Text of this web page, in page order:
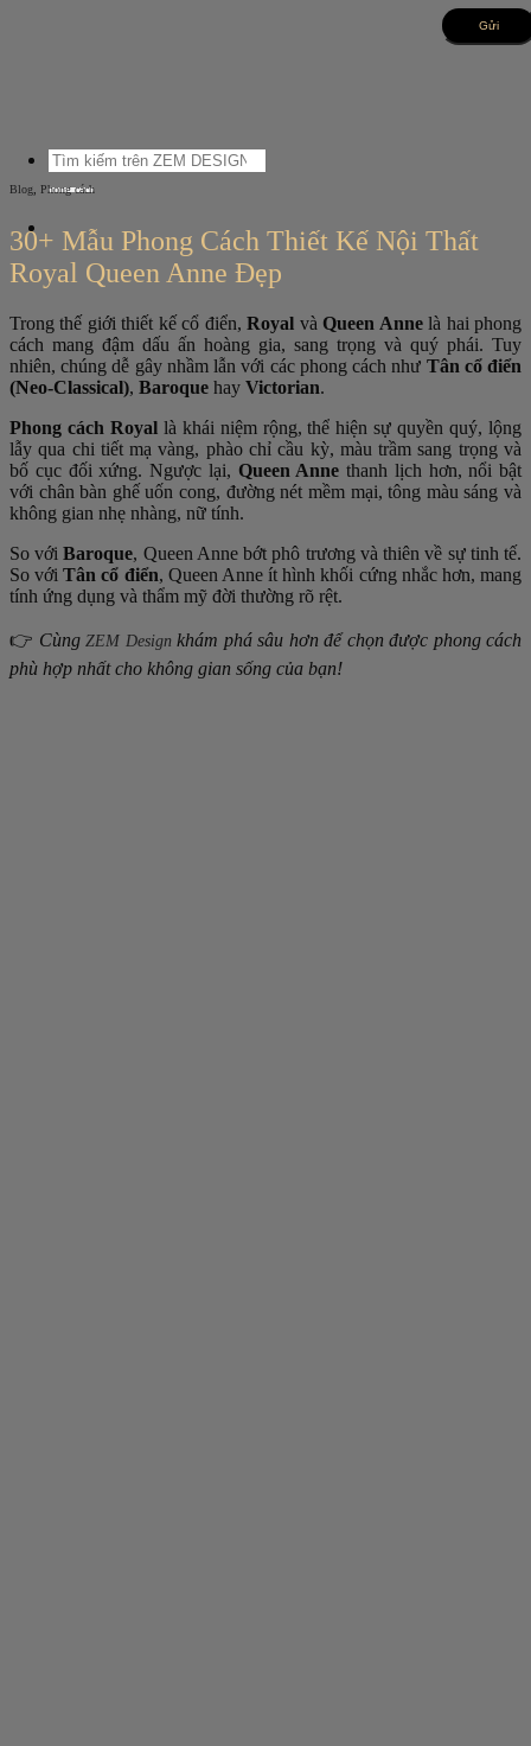
Tìm
kiếm:
Blog Phong cách
30+ Mẫu Phong Cách Thiết Kế Nội Thất
Royal Queen Anne Đẹp
Trong thế giới thiết kế cổ điển,Royal và Queen Annelà hai phong
cách mang đậm dấu ấn hoàng gia, sang trọng và quý phái. Tuy
nhiên, chúng dễ gây nhầm lẫn với các phong cách như Tân cổ điển
(Neo-Classical), Baroque hay Victorian.
Phong cách Royallà khái niệm rộng, thể hiện sự quyền quý, lộng
lẫy qua chi tiết mạ vàng, phào chỉ cầu kỳ, màu trầm sang trọng và
bố cục đối xứng. Ngược lại, Queen Anne thanh lịch hơn, nổi bật
với chân bàn ghế uốn cong, đường nét mềm mại, tông màu sáng và
không gian nhẹ nhàng, nữ tính.
So vớiBaroque, Queen Anne bớt phô trương và thiên về sự tinh tế.
So vớiTân cổ điển, Queen Anne ít hình khối cứng nhắc hơn, mang
tính ứng dụng và thẩm mỹ đời thường rõ rệt.
👉 Cùng ZEM Designkhám phá sâu hơn để chọn được phong cách
phù hợp nhất cho không gian sống của bạn!